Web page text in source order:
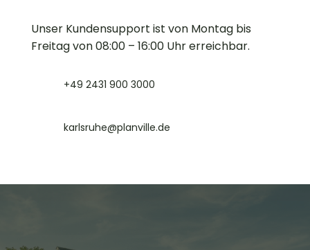
Unser Kundensupport ist von Montag bis
Freitag von 08:00 – 16:00 Uhr erreichbar.
+49 2431 900 3000
karlsruhe@planville.de